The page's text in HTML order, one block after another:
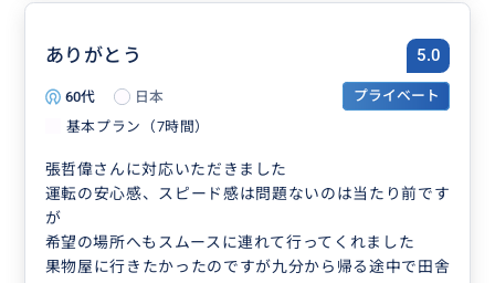
ありがとう 5.0
60代 日本
プライベート
基本プラン（7時間）
張哲偉さんに対応いただきました
運転の安心感、スピード感は問題ないのは当たり前です
が
希望の場所へもスムースに連れて行ってくれました
果物屋に行きたかったのですが九分から帰る途中で田舎